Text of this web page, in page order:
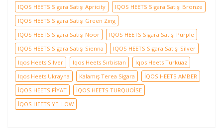
IQOS HEETS Sigara Satışı Apricity
IQOS HEETS Sigara Satışı Bronze
IQOS HEETS Sigara Satışı Green Zing
IQOS HEETS Sigara Satışı Noor
IQOS HEETS Sigara Satışı Purple
IQOS HEETS Sigara Satışı Sienna
IQOS HEETS Sigara Satışı Silver
Iqos Heets Silver
Iqos Heets Sırbistan
Iqos Heets Turkuaz
Iqos Heets Ukrayna
Kalamış Terea Sigara
İQOS HEETS AMBER
İQOS HEETS FİYAT
İQOS HEETS TURQUOİSE
İQOS HEETS YELLOW